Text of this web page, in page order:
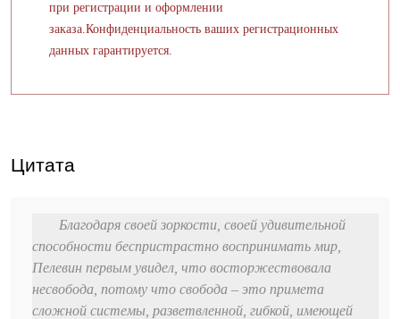
при регистрации и оформлении
заказа.Конфиденциальность ваших регистрационных
данных гарантируется.
Цитата
Благодаря своей зоркости, своей удивительной
способности беспристрастно воспринимать мир,
Пелевин первым увидел, что восторжествовала
несвобода, потому что свобода – это примета
сложной системы, разветвленной, гибкой, имеющей